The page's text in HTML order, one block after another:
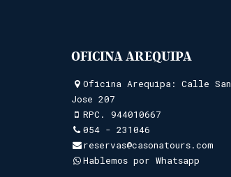
OFICINA AREQUIPA
Oficina Arequipa: Calle San
Jose 207
RPC. 944010667
054 - 231046
reservas@casonatours.com
Hablemos por Whatsapp